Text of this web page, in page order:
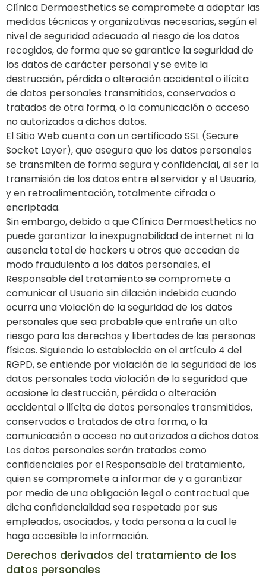
Clínica Dermaesthetics se compromete a adoptar las
medidas técnicas y organizativas necesarias, según el
nivel de seguridad adecuado al riesgo de los datos
recogidos, de forma que se garantice la seguridad de
los datos de carácter personal y se evite la
destrucción, pérdida o alteración accidental o ilícita
de datos personales transmitidos, conservados o
tratados de otra forma, o la comunicación o acceso
no autorizados a dichos datos.
El Sitio Web cuenta con un certificado SSL (Secure
Socket Layer), que asegura que los datos personales
se transmiten de forma segura y confidencial, al ser la
transmisión de los datos entre el servidor y el Usuario,
y en retroalimentación, totalmente cifrada o
encriptada.
Sin embargo, debido a que Clínica Dermaesthetics no
puede garantizar la inexpugnabilidad de internet ni la
ausencia total de hackers u otros que accedan de
modo fraudulento a los datos personales, el
Responsable del tratamiento se compromete a
comunicar al Usuario sin dilación indebida cuando
ocurra una violación de la seguridad de los datos
personales que sea probable que entrañe un alto
riesgo para los derechos y libertades de las personas
físicas. Siguiendo lo establecido en el artículo 4 del
RGPD, se entiende por violación de la seguridad de los
datos personales toda violación de la seguridad que
ocasione la destrucción, pérdida o alteración
accidental o ilícita de datos personales transmitidos,
conservados o tratados de otra forma, o la
comunicación o acceso no autorizados a dichos datos.
Los datos personales serán tratados como
confidenciales por el Responsable del tratamiento,
quien se compromete a informar de y a garantizar
por medio de una obligación legal o contractual que
dicha confidencialidad sea respetada por sus
empleados, asociados, y toda persona a la cual le
haga accesible la información.
Derechos derivados del tratamiento de los
datos personales